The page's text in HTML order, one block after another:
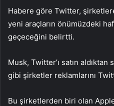
Habere göre Twitter,
yeni araçların önümüzdeki
geçeceğini belirtti.
Musk, Twitter’ı satın
gibi şirketler reklamlarını
Bu şirketlerden biri olan